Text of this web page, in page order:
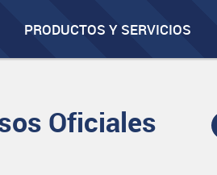
PRODUCTOS Y SERVICIOS
Oficiales